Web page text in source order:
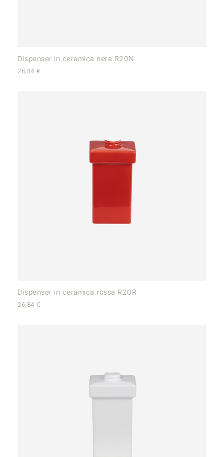
Dispenser in ceramica nera R20N
26,84 €
Dispenser in ceramica rossa R20R
26,84 €